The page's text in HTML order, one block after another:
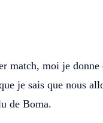
match, moi je donne
je sais que nous
de Boma.